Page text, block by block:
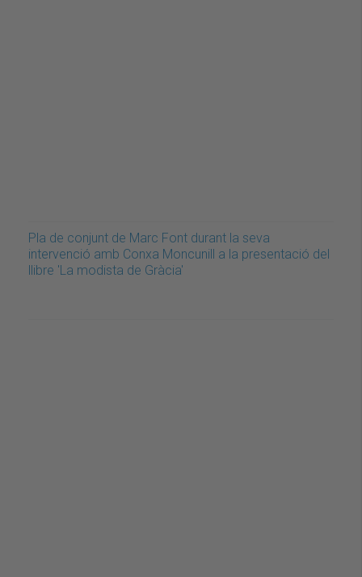
Pla de conjunt de Marc Font durant la seva
intervenció amb Conxa Moncunill a la presentació del
llibre 'La modista de Gràcia'